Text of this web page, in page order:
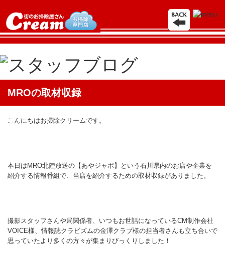
Toggle
MROの取材収録
こんにちはお掃除クリームです。
本日はMRO北陸放送の【あやジャポ】という石川県内のお店や企業を
紹介する情報番組で、当店を紹介するための取材収録がありました。
撮影スタッフさんや局関係者、いつもお世話になっているCM制作会社
VOICE様、情報誌クラビズムの金澤クラブ様の担当者さんも立ち合いで
思っていたより多くの方々が集まりびっくりしました！